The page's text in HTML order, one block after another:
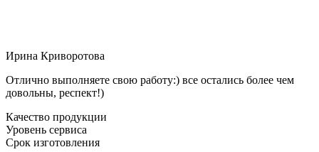
Ирина Криворотова
Отлично выполняете свою работу:) все остались более чем
довольны, респект!)
Качество продукции
Уровень сервиса
Срок изготовления